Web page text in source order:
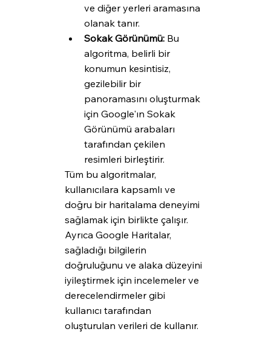
ve diğer yerleri aramasına
olanak tanır.
Sokak Görünümü: Bu
algoritma, belirli bir
konumun kesintisiz,
gezilebilir bir
panoramasını oluşturmak
için Google'ın Sokak
Görünümü arabaları
tarafından çekilen
resimleri birleştirir.
Tüm bu algoritmalar,
kullanıcılara kapsamlı ve
doğru bir haritalama deneyimi
sağlamak için birlikte çalışır.
Ayrıca Google Haritalar,
sağladığı bilgilerin
doğruluğunu ve alaka düzeyini
iyileştirmek için incelemeler ve
derecelendirmeler gibi
kullanıcı tarafından
oluşturulan verileri de kullanır.